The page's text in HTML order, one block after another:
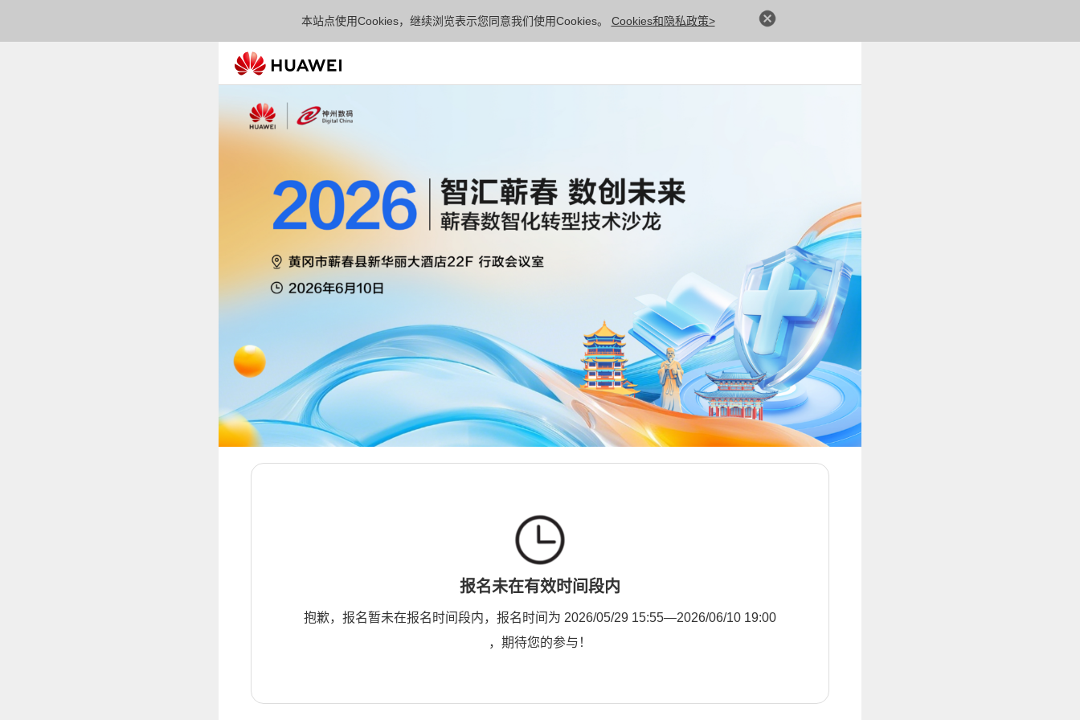
本站点使用Cookies，继续浏览表示您同意我们使用Cookies。 Cookies和隐私政策>
报名未在有效时间段内
抱歉，报名暂未在报名时间段内，报名时间为 2026/05/29 15:55—2026/06/10 19:00
，期待您的参与！